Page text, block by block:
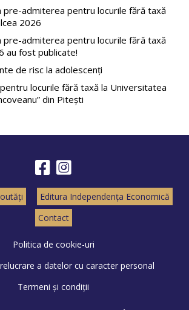
admiterea pentru locurile fără taxă
2026
admiterea pentru locurile fără taxă
au fost publicate!
de risc la adolescenți
locurile fără taxă la Universitatea
din Pitești
Editura Independența Economică
Contact
Politica de cookie-uri
a datelor cu caracter personal
Termeni și condiții